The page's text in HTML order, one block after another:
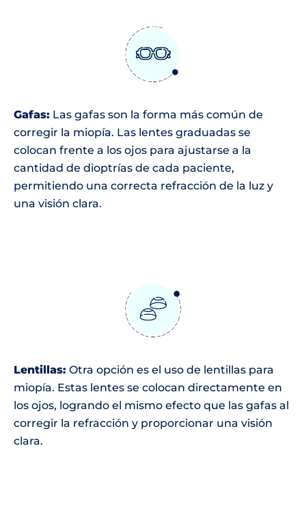
Gafas: Las gafas son la forma más común de
corregir la miopía. Las lentes graduadas se
colocan frente a los ojos para ajustarse a la
cantidad de dioptrías de cada paciente,
permitiendo una correcta refracción de la luz y
una visión clara.
Lentillas: Otra opción es el uso de lentillas para
miopía. Estas lentes se colocan directamente en
los ojos, logrando el mismo efecto que las gafas al
corregir la refracción y proporcionar una visión
clara.